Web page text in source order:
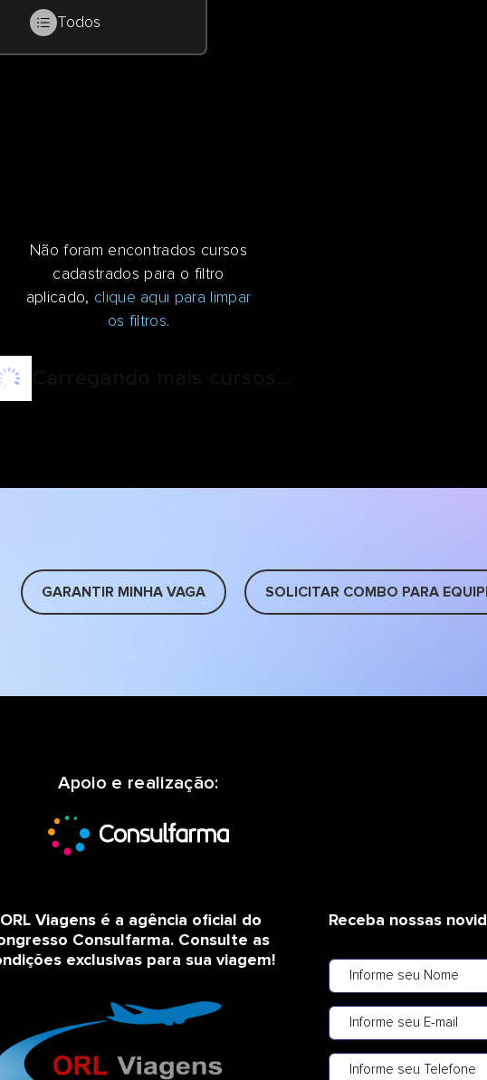
Todos
Não foram encontrados cursos
cadastrados para o filtro
aplicado, clique aqui para limpar
os filtros.
GARANTIR MINHA VAGA SOLICITAR COMBO PARA
Apoio e realização:
Viagens é a agência oficial do
Consulfarma. Consulte as
exclusivas para sua viagem!
Receba nossas